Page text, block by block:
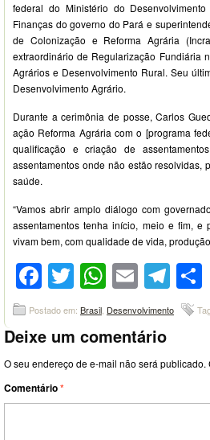
federal do Ministério do
Finanças do governo do Pará e
de Colonização e Reforma Agrária
extraordinário de Regularização Fundiária
Agrários e Desenvolvimento Rural. Seu
Desenvolvimento Agrário.
Durante a cerimônia de posse, Carlos
ação Reforma Agrária com o [programa
qualificação e criação de
assentamentos onde não estão resolvidas,
saúde.
“Vamos abrir amplo diálogo com
assentamentos tenha início, meio e fim, e
vivam bem, com qualidade de vida,
Facebook
Twitter
WhatsApp
Email
Postado em: Brasil Desenvolvimento
Deixe um comentário
O seu endereço de e-mail não será publicado.
Comentário*